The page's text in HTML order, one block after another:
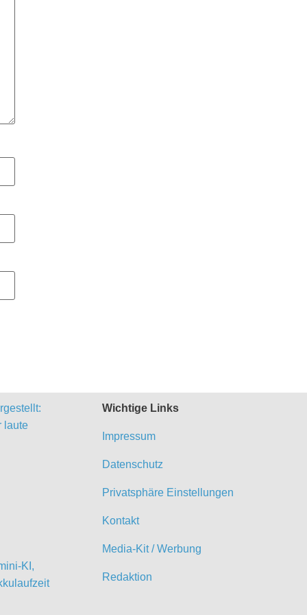
laute
KI,
Wichtige Links
Impressum
Datenschutz
Privatsphäre Einstellungen
Kontakt
Media-Kit / Werbung
Redaktion